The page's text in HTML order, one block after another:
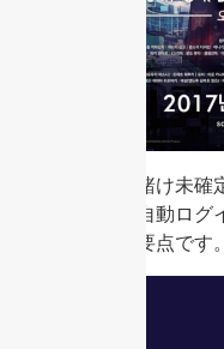
中断時は賭け未
証設定、自動ロ
ト管理の要点です。